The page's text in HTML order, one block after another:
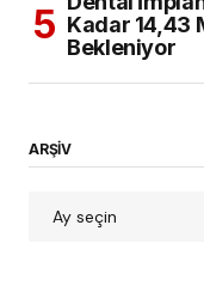
Kadar 14,43
Bekleniyor
ARŞİV